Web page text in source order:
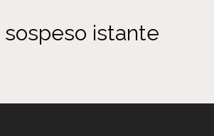
istante